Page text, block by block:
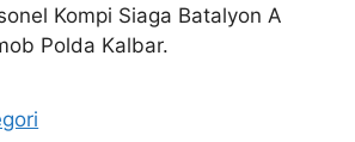
Kompi Siaga Batalyon A
Polda Kalbar.